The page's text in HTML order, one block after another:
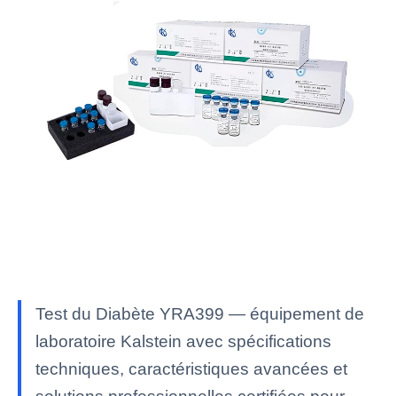
Test du Diabète YRA399 — équipement de
laboratoire Kalstein avec spécifications
techniques, caractéristiques avancées et